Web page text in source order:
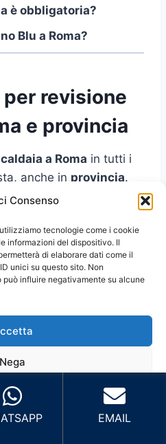
Consenso
tecnologie come i cookie
informazioni del dispositivo. Il
di elaborare dati come il
unici su questo sito. Non
influire negativamente su alcune
Nega
le preferenze
Privacy Policy
è obbligatoria?
Blu a Roma?
revisione
e provincia
a Roma in tutti i
anche in provincia.
indica
Storico, Prati,
San Giovanni e zone
Monte Mario e zone
Prenestina,
Cinecittà, Tor
Ostiense, Garbatella,EMAIL